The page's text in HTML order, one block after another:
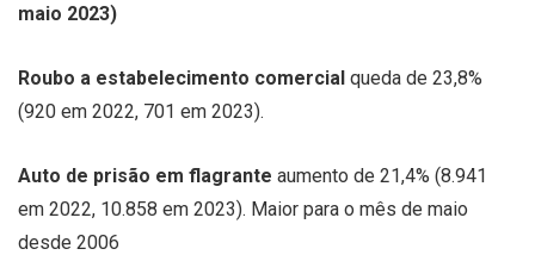
maio 2023)
Roubo a estabelecimento comercial queda de 23,8%
(920 em 2022, 701 em 2023).
Auto de prisão em flagrante aumento de 21,4% (8.941
em 2022, 10.858 em 2023). Maior para o mês de maio
desde 2006